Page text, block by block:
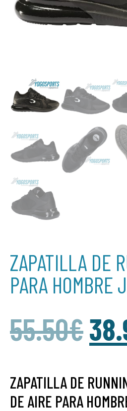
ZAPATILLA DE
PARA HOMBRE
55.50€
ZAPATILLA DE
DE AIRE PARA